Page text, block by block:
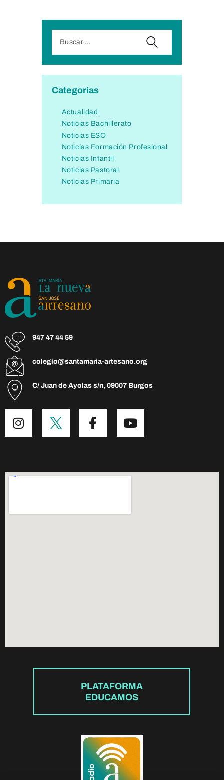
Categorías
Actualidad
Noticias Bachillerato
Noticias ESO
Noticias Formación Profesional
Noticias Infantil
Noticias Pastoral
Noticias Primaria
947 47 44 59
colegio@santamaria-artesano.org
C/ Juan de Ayolas s/n, 09007 Burgos
PLATAFORMA
EDUCAMOS